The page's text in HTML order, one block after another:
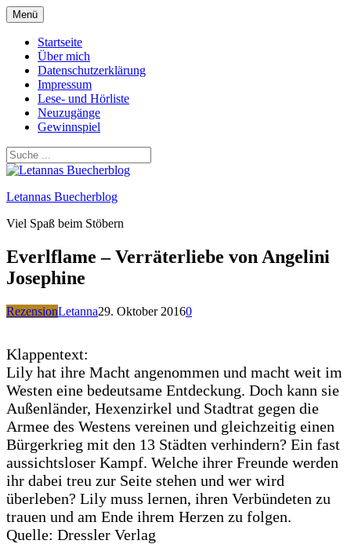
Zum
Inhalt
springen
Menü
Startseite
Über mich
Datenschutzerklärung
Impressum
Lese- und Hörliste
Neuzugänge
Gewinnspiel
Letannas Buecherblog
Viel Spaß beim Stöbern
Everlflame – Verräterliebe von Angelini
Josephine
RezensionLetanna29. Oktober 20160
Klappentext:
Lily hat ihre Macht angenommen und macht weit im
Westen eine bedeutsame Entdeckung. Doch kann sie
Außenländer, Hexenzirkel und Stadtrat gegen die
Armee des Westens vereinen und gleichzeitig einen
Bürgerkrieg mit den 13 Städten verhindern? Ein fast
aussichtsloser Kampf. Welche ihrer Freunde werden
ihr dabei treu zur Seite stehen und wer wird
überleben? Lily muss lernen, ihren Verbündeten zu
trauen und am Ende ihrem Herzen zu folgen.
Quelle: Dressler Verlag